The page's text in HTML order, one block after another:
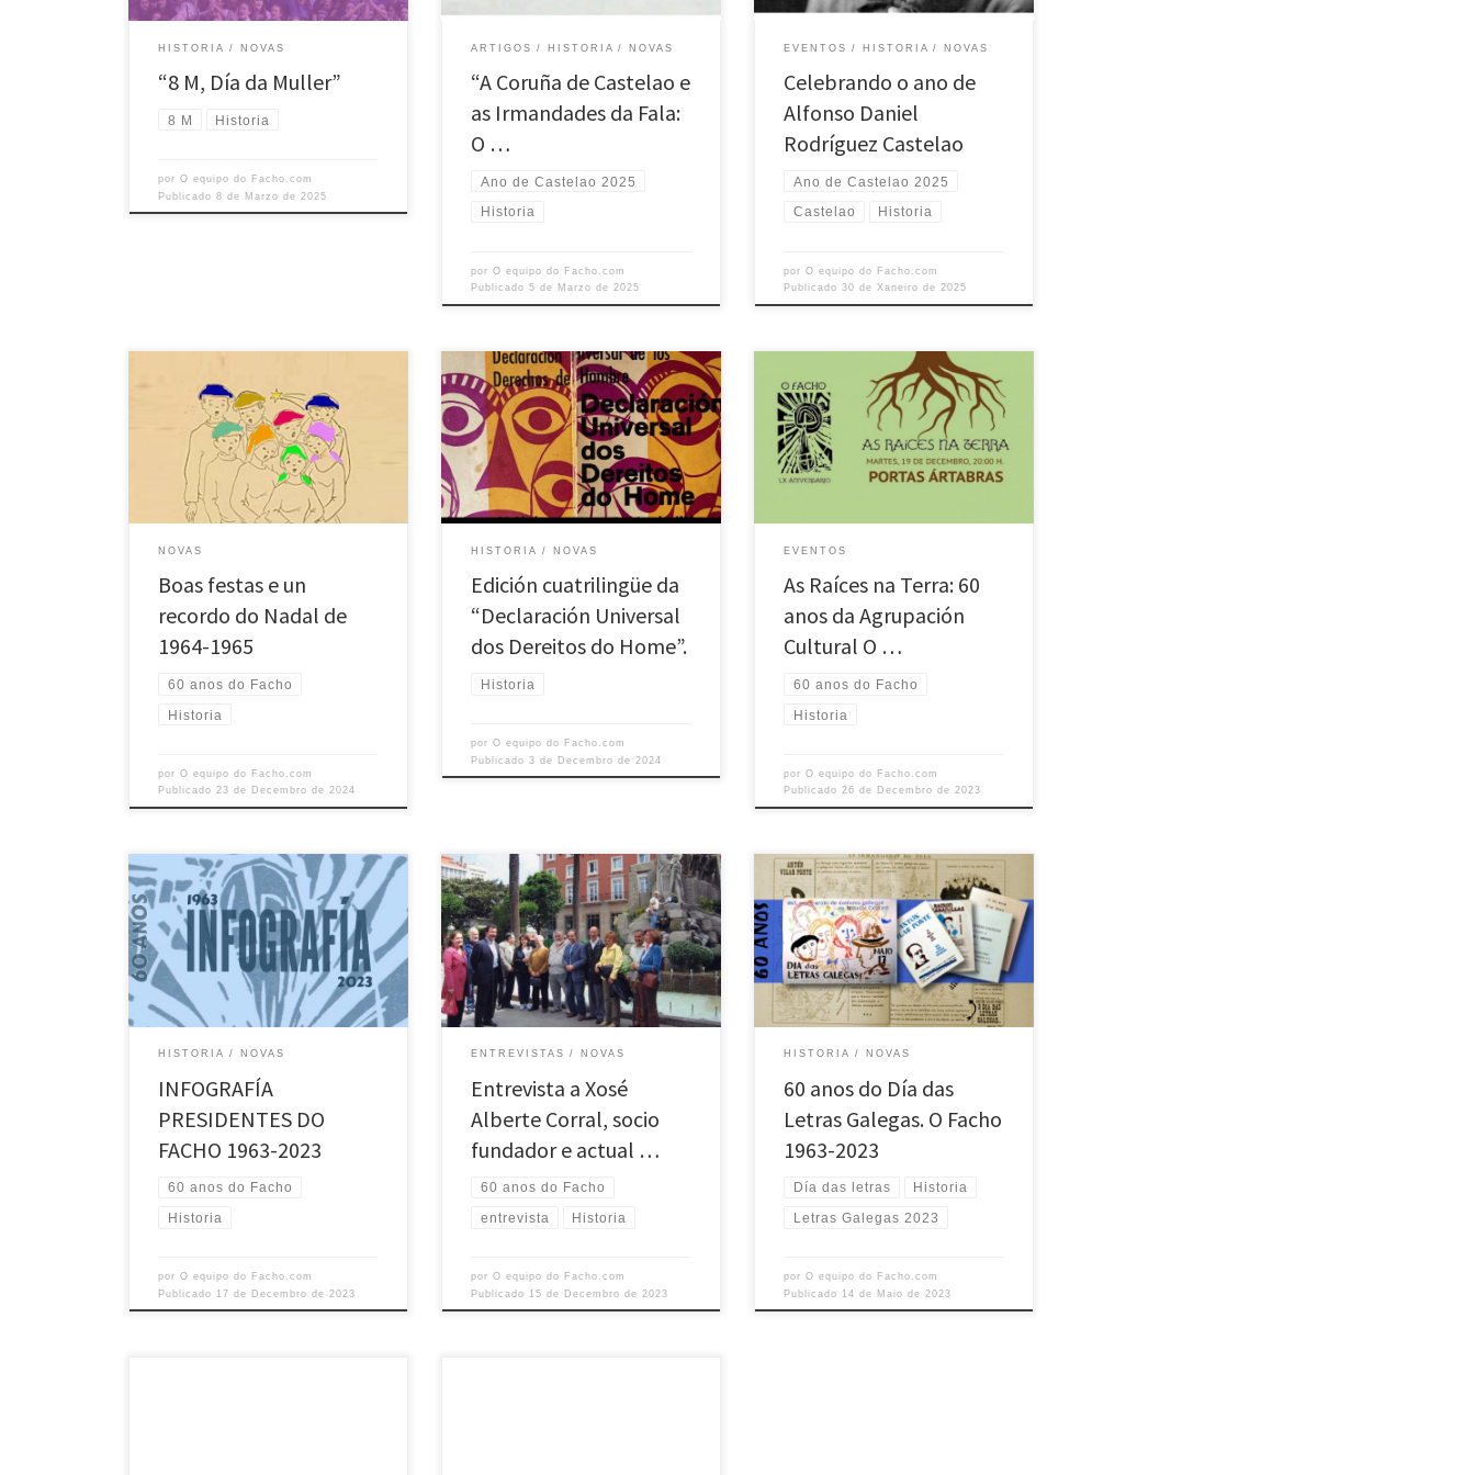
da Coruña en 1857. O ano 1975 foi
tamén un ano significativo para […]
HISTORIA NOVAS
“8 M, Día da Muller”
8 M Historia
porO equipo do Facho.com
Publicado8 de Marzo de 2025
palabras: “Cumprindo un deber de outo
patriotismo, ou mellor dito aínda, dun
ARTIGOS HISTORIA NOVAS
“A Coruña de Castelao e
as Irmandades da Fala:
O …
Ano de Castelao 2025
Historia
porO equipo do Facho.com
Publicado5 de Marzo de 2025
data do seu nacemento, está dedicado
ao Día da Ilustración, unha xornada que
EVENTOS HISTORIA NOVAS
Celebrando o ano de
Alfonso Daniel
Rodríguez Castelao
Ano de Castelao 2025
Castelao Historia
porO equipo do Facho.com
Publicado30 de Xaneiro de 2025
O equipo de ofacho.com deséxavos
unhas boas festas e aproveita para
convidarvos a botar unha ollada á nosa
historia. Hoxe, como entón, non
deberiamos esquecer que a nosa lingua
é un patrimonio que todos debemos
preservar. Con ese ánimo, compartimos
convosco, aquela mesma felicitación de
NOVAS
Boas festas e un
recordo do Nadal de
1964-1965
60 anos do Facho
Historia
porO equipo do Facho.com
Publicado23 de Decembro de 2024
O ano 1968 foi un punto de inflexión na
historia mundial, marcado por un
anhelo de cambio e xustiza social. En
Galicia, este espírito de renovación
atopou eco nas actividades de O Facho,
unha organización comprometida coa
lingua e a cultura galega. A pesar do
férreo control das autoridades sobre […]
HISTORIA NOVAS
Edición cuatrilingüe da
“Declaración Universal
dos Dereitos do Home”.
Historia
porO equipo do Facho.com
Publicado3 de Decembro de 2024
O pasado 19 de decembro, no local de
Portas Ártabras, O Facho conmemorou
os seus 60 anos como faro luminoso na
defensa da cultura e lingua galegas. Na
celebración, contamos coa presenza de
as súas vivencias durante o seu
mandato como presidente entre 1984 e
EVENTOS
As Raíces na Terra: 60
anos da Agrupación
Cultural O …
60 anos do Facho
Historia
porO equipo do Facho.com
Publicado26 de Decembro de 2023
Esta infografía destaca aos presidentes
que, ao longo de 60 anos, representaron
ao Facho. En diferentes etapas, cada un
deles traballou coas súas respectivas
xuntas directivas pola defensa da lingua
e da cultura galega desde a fundación
ata hoxe GRAZAS
HISTORIA NOVAS
INFOGRAFÍA
PRESIDENTES DO
FACHO 1963-2023
60 anos do Facho
Historia
porO equipo do Facho.com
Publicado 17 de Decembro de 2023
Xosé Alberte Corral Iglesias é sócio
fundador e actual presidente da
Agrupaçom Cultural O Facho. Desde a
sua fundaçom, en 1963, e convencido
da importância da sua labor em defensa
da língua e da cultura galega, ocupa
nela diferentes cargos diretivos. É
Professor Mercantil pola Escola de
ENTREVISTAS NOVAS
Entrevista a Xosé
Alberte Corral, socio
fundador e actual …
60 anos do Facho
entrevista Historia
porO equipo do Facho.com
Publicado 15 de Decembro de 2023
Na primavera de 1963, coincidindo co
centenario da publicación de Cantares
Gallegos, de Rosalía de Castro, os
académicos de número Francisco
Fernández del Riego, Manuel Gómez
Román e Xesús Ferro Couselo
propuxeron, mediante un escrito, a Real
Academia Galega a celebración do Día
[…]
HISTORIA NOVAS
60 anos do Día das
Letras Galegas. O Facho
1963-2023
Día das letras Historia
Letras Galegas 2023
porO equipo do Facho.com
Publicado 14 de Maio de 2023